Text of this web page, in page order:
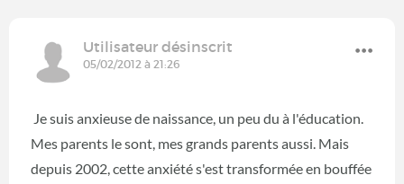
Utilisateur désinscrit
05/02/2012 à 21:26
Je suis anxieuse de naissance, un peu du à l'éducation.
Mes parents le sont, mes grands parents aussi. Mais
depuis 2002, cette anxiété s'est transformée en bouffée